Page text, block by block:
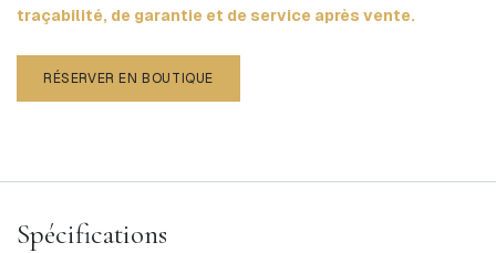
traçabilité, de garantie et de service après vente.
RÉSERVER EN BOUTIQUE
Spécifications